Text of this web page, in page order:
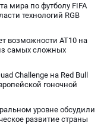
мира по футболу FIFA
технологий RGB
возможности AT10 на
самых сложных
Challenge на Red Bull
гоночной
уровне обсудили
развитие страны